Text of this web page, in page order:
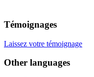
Témoignages
Laissez votre témoignage
Other languages